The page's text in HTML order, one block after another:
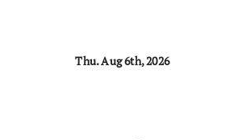
Thu. Aug 6th, 2026